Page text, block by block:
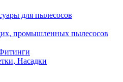
для пылесосов
промышленных пылесосов
Насадки